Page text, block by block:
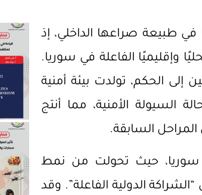
طبيعة صراعها الداخلي، إذ
وإقليميًا الفاعلة في سوريا.
الحكم، تولدت بيئة أمنية
الأمنية، مما أنتج
المراحل السابقة.
سوريا، حيث تحولت من نمط
الدولية الفاعلة”. وقد